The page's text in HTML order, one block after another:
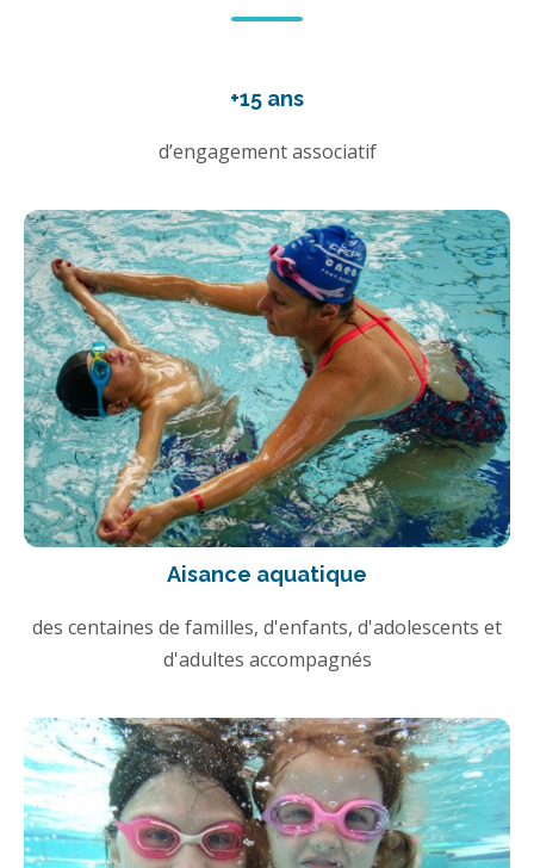
+15 ans
d’engagement associatif
Aisance aquatique
des centaines de familles, d'enfants, d'adolescents et
d'adultes accompagnés